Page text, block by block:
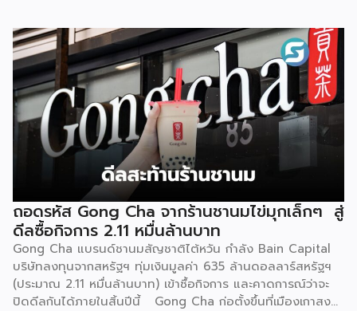
พระนครศรีอยุธยาสู่แบรนด์ระดับประเทศ ที่วันนี้ธุรกิจเติบโตขยาย
สาขารวมกว่า 3,200 สาขา แบ่งเป็นสาขาที่บริษัทบริหารเอง
(Official) ประมาณ 2,700 สาขา และสาขาแฟรนไชส์อีกกว่า 700
สาขา ตัวเลขนี้สะท้อนให้เห็นว่าโมเดลแฟรนไชส์ คือหนึ่งใน
เครื่องยนต์สำคัญที่ผลักดันการเติบโตของแบรนด์ อย่างไร
ก็ตาม บริษัทไม่ได้หยุดที่จะเติบโตต่อเนื่อง เพราะได้วางเป้าหมาย
ขยายแฟรนไชส์ โดยปีที่ผ่านมาสามารถเปิดแฟรนไชส์ใหม่ได้ 400
สาขา และในปีนี้ตั้งเป้าเปิดเพิ่มให้ได้อีก 400 สาขา ซึ่งล่าสุด
ดำเนินไปแล้วกว่า 200 สาขา เหล่านี้สะท้อนให้เห็นถึงการเติบโตที่
สม่ำเสมอ และเป็นระบบ ไม่ใช่กระแสเพียงชั่วคราว สิ่งที่ทำให้
กาแฟพันธุ์ไทยแตกต่าง คือความหลากหลายของเมนูเครื่องดื่ม
และการปรับเปลี่ยนเมนูตามฤดูกาลอย่างสม่ำเสมอ เพื่อรักษาความ
สดใหม่ และเอาใจกลุ่มลูกค้าวัยรุ่นที่ชอบทดลองสิ่งใหม่ […]
ถอดรหัส Gong Cha จากร้านชานมไข่มุกเล็กๆ สู่
ดีลซื้อกิจการ 2.11 หมื่นล้านบาท
Gong Cha แบรนด์ชานมสัญชาติไต้หวัน กำลัง Bain Capital
บริษัทลงทุนจากสหรัฐฯ ทุ่มเงินมูลค่า 635 ล้านดอลลาร์สหรัฐฯ
(ประมาณ 2.11 หมื่นล้านบาท) เข้าซื้อกิจการ และคาดการณ์ว่าจะ
ปิดดีลกันได้ภายในสิ้นปีนี้ Gong Cha ก่อตั้งขึ้นที่เมืองเกาสง